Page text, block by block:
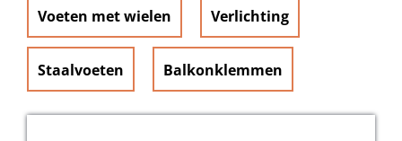
Voeten met wielen Verlichting
Staalvoeten Balkonklemmen